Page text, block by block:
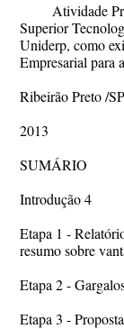
Atividade
Superior
Uniderp, como
Empresarial para
Ribeirão Preto /SP
2013
SUMÁRIO
Introdução 4
Etapa 1 -
resumo sobre
Etapa 2 -
Etapa 3 -